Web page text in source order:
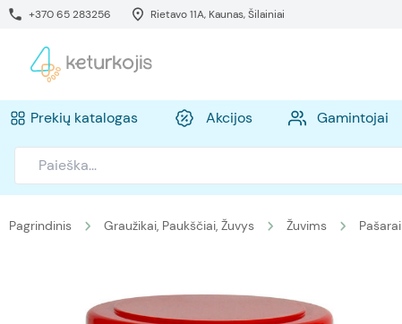
+370 65 283256 Rietavo 11A, Kaunas, Šilainiai
Prekių katalogas Akcijos Gamintojai
Pagrindinis Graužikai, Paukščiai, Žuvys Žuvims Pašarai